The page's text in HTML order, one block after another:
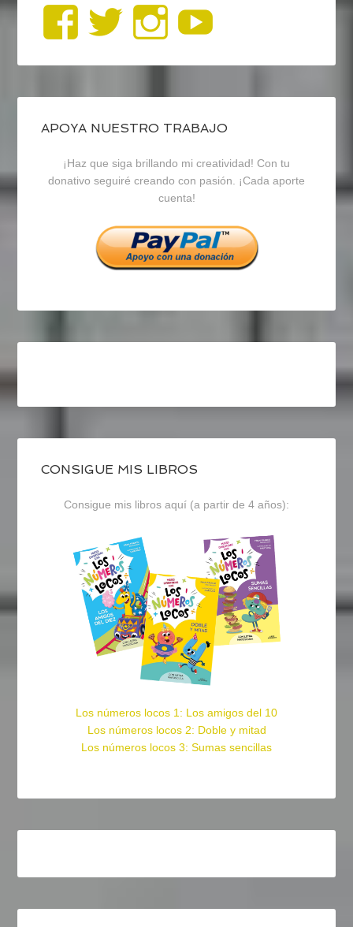
Ver
perfil
de
blogrecursosep
en
Facebook
Ver
perfil
de
recursosep
en
Twitter
Ver
perfil
de
recursosep
en
Instagram
APOYA NUESTRO TRABAJO
¡Haz que siga brillando mi creatividad! Con tu
donativo seguiré creando con pasión. ¡Cada aporte
cuenta!
CONSIGUE MIS LIBROS
Consigue mis libros aquí (a partir de 4 años):
Los números locos 1: Los amigos del 10
Los números locos 2: Doble y mitad
Los números locos 3: Sumas sencillas